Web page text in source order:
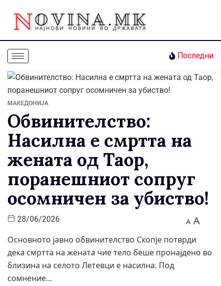
Последни
МАКЕДОНИЈА
Обвинителство:
Насилна е смртта на
жената од Таор,
поранешниот сопруг
осомничен за убиство!
28/06/2026 A A
Основното јавно обвинителство Скопје потврди
дека смртта на жената чие тело беше пронајдено во
близина на селото Летевци е насилна. Под
сомнение…